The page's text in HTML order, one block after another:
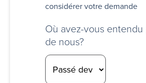
considérer votre demande
Où avez-vous entendu
de nous?